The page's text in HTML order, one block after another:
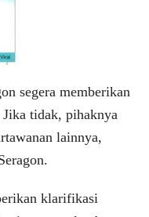
segera memberikan
tidak, pihaknya
lainnya,
klarifikasi